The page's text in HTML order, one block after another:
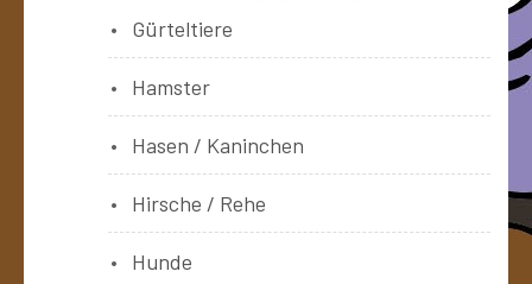
Gürteltiere
Hamster
Hasen / Kaninchen
Hirsche / Rehe
Hunde